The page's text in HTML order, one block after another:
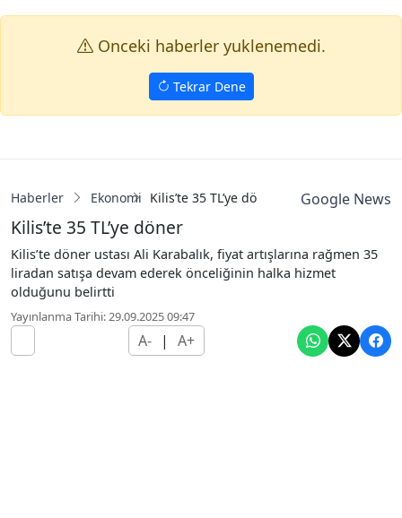
Onceki haberler yuklenemedi.
Tekrar Dene
Haberler Ekonomi Kilis’te 35 TL’ye döner Google News
Kilis’te 35 TL’ye döner
Kilis’te döner ustası Ali Karabalık, fiyat artışlarına rağmen 35
liradan satışa devam ederek önceliğinin halka hizmet
olduğunu belirtti
Yayınlanma Tarihi: 29.09.2025 09:47
A- | A+